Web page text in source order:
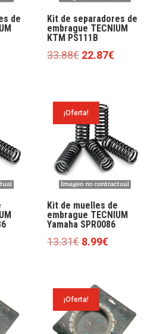
de
Kit de separadores de
embrague TECNIUM
KTM PS111B
33.88€ El
era:
33.88€.
22.87€El
¡Oferta!
Kit de muelles de
embrague TECNIUM
Yamaha SPR0086
13.31€ El
era:
13.31€.
8.99€El
8.99€.
¡Oferta!